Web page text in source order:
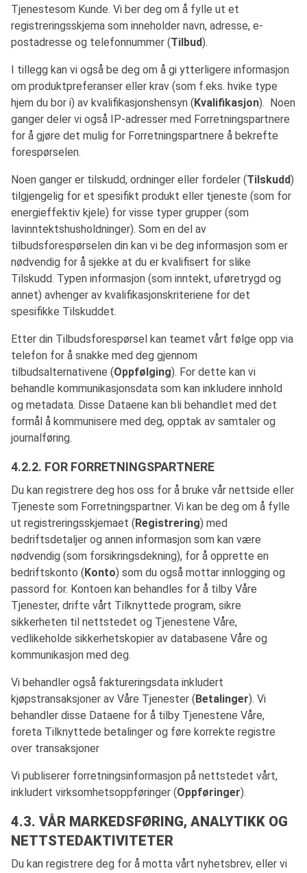
Tjenestesom Kunde. Vi ber deg om å fylle ut et
registreringsskjema som inneholder navn, adresse, e-
postadresse og telefonnummer (Tilbud).
I tillegg kan vi også be deg om å gi ytterligere informasjon
om produktpreferanser eller krav (som f.eks. hvike type
hjem du bor i) av kvalifikasjonshensyn (Kvalifikasjon). Noen
ganger deler vi også IP-adresser med Forretningspartnere
for å gjøre det mulig for Forretningspartnere å bekrefte
forespørselen.
Noen ganger er tilskudd, ordninger eller fordeler (Tilskudd)
tilgjengelig for et spesifikt produkt eller tjeneste (som for
energieffektiv kjele) for visse typer grupper (som
lavinntektshusholdninger). Som en del av
tilbudsforespørselen din kan vi be deg informasjon som er
nødvendig for å sjekke at du er kvalifisert for slike
Tilskudd. Typen informasjon (som inntekt, uføretrygd og
annet) avhenger av kvalifikasjonskriteriene for det
spesifikke Tilskuddet.
Etter din Tilbudsforespørsel kan teamet vårt følge opp via
telefon for å snakke med deg gjennom
tilbudsalternativene (Oppfølging). For dette kan vi
behandle kommunikasjonsdata som kan inkludere innhold
og metadata. Disse Dataene kan bli behandlet med det
formål å kommunisere med deg, opptak av samtaler og
journalføring.
4.2.2. FOR FORRETNINGSPARTNERE
Du kan registrere deg hos oss for å bruke vår nettside eller
Tjeneste som Forretningspartner. Vi kan be deg om å fylle
ut registreringsskjemaet (Registrering) med
bedriftsdetaljer og annen informasjon som kan være
nødvendig (som forsikringsdekning), for å opprette en
bedriftskonto (Konto) som du også mottar innlogging og
passord for. Kontoen kan behandles for å tilby Våre
Tjenester, drifte vårt Tilknyttede program, sikre
sikkerheten til nettstedet og Tjenestene Våre,
vedlikeholde sikkerhetskopier av databasene Våre og
kommunikasjon med deg.
Vi behandler også faktureringsdata inkludert
kjøpstransaksjoner av Våre Tjenester (Betalinger). Vi
behandler disse Dataene for å tilby Tjenestene Våre,
foreta Tilknyttede betalinger og føre korrekte registre
over transaksjoner
Vi publiserer forretningsinformasjon på nettstedet vårt,
inkludert virksomhetsoppføringer (Oppføringer).
4.3. VÅR MARKEDSFØRING, ANALYTIKK OG
NETTSTEDAKTIVITETER
Du kan registrere deg for å motta vårt nyhetsbrev, eller vi